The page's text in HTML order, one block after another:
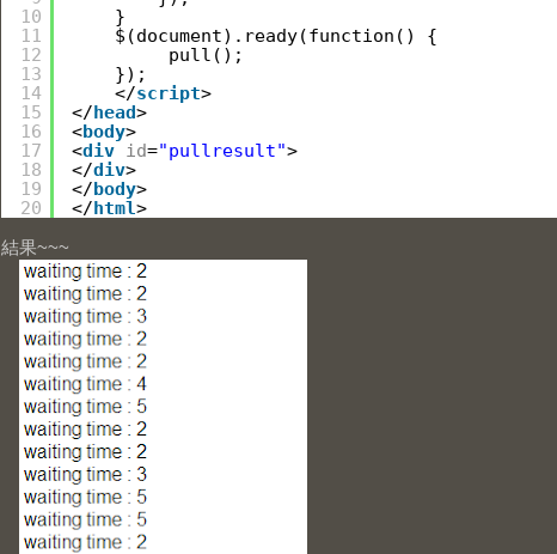
10
11
12
13
14
15
16
17
18
19
20
}
$(document).ready(function() {
pull();
});
</script>
</head>
<body>
<div id="pullresult">
</div>
</body>
</html>
結果~~~